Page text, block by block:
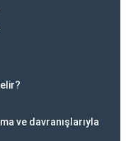
ve davranışlarıyla